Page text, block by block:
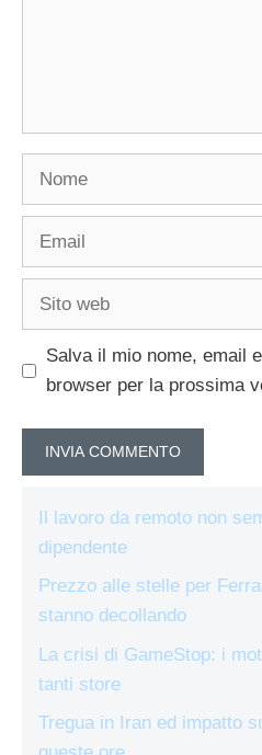
Nome
Email
Sito
Salva il mio nome, email
browser per la prossima
Il lavoro da remoto non
dipendente
Prezzo alle stelle per
stanno decollando
La crisi di GameStop: i
tanti store
Tregua in Iran ed impatto